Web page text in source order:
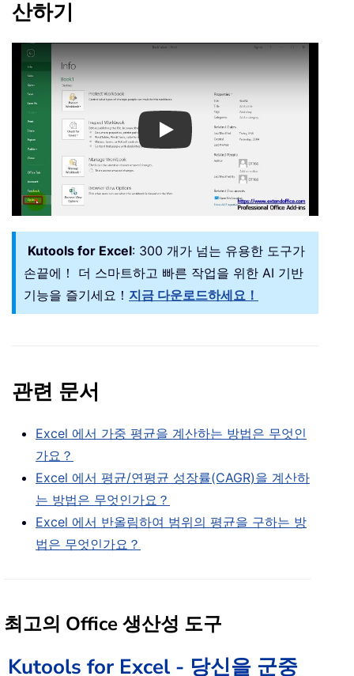
산하기
Play
Kutools for Excel: 300 개가 넘는 유용한 도구가
손끝에！ 더 스마트하고 빠른 작업을 위한 AI 기반
기능을 즐기세요！ 지금 다운로드하세요！
관련 문서
Excel 에서 가중 평균을 계산하는 방법은 무엇인
가요？
Excel 에서 평균/연평균 성장률(CAGR)을 계산하
는 방법은 무엇인가요？
Excel 에서 반올림하여 범위의 평균을 구하는 방
법은 무엇인가요？
최고의 Office 생산성 도구
Kutools for Excel - 당신을 군중